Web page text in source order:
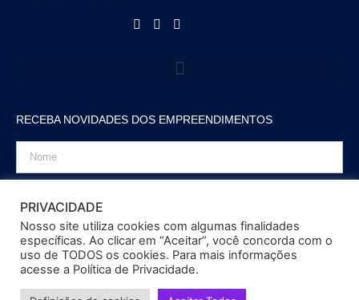
RECEBA NOVIDADES DOS EMPREENDIMENTOS
ENVIAR
© 2022 SISPAR
PRIVACIDADE
Nosso site utiliza cookies com algumas finalidades
específicas. Ao clicar em “Aceitar”, você concorda com o
uso de TODOS os cookies. Para mais informações
acesse a Política de Privacidade.